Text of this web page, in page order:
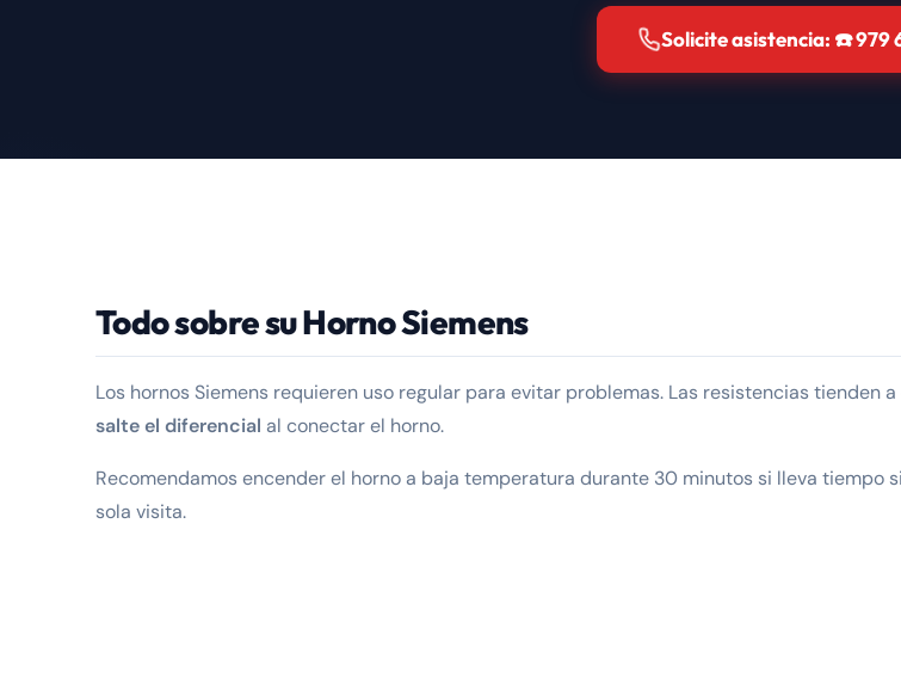
Solicite asistencia: ☎️ 979
Todo sobre su Horno Siemens
Los hornos Siemens requieren uso regular para evitar problemas. Las resistencias tienden
salte el diferencial al conectar el horno.
Recomendamos encender el horno a baja temperatura durante 30 minutos si lleva tiempo
sola visita.